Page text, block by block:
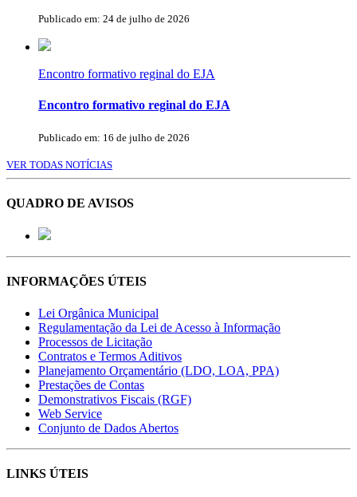
Publicado em: 24 de julho de 2026
Encontro formativo reginal do EJA
Encontro formativo reginal do EJA
Publicado em: 16 de julho de 2026
VER TODAS NOTÍCIAS
QUADRO DE AVISOS
INFORMAÇÕES ÚTEIS
Lei Orgânica Municipal
Regulamentação da Lei de Acesso à Informação
Processos de Licitação
Contratos e Termos Aditivos
Planejamento Orçamentário (LDO, LOA, PPA)
Prestações de Contas
Demonstrativos Fiscais (RGF)
Web Service
Conjunto de Dados Abertos
LINKS ÚTEIS